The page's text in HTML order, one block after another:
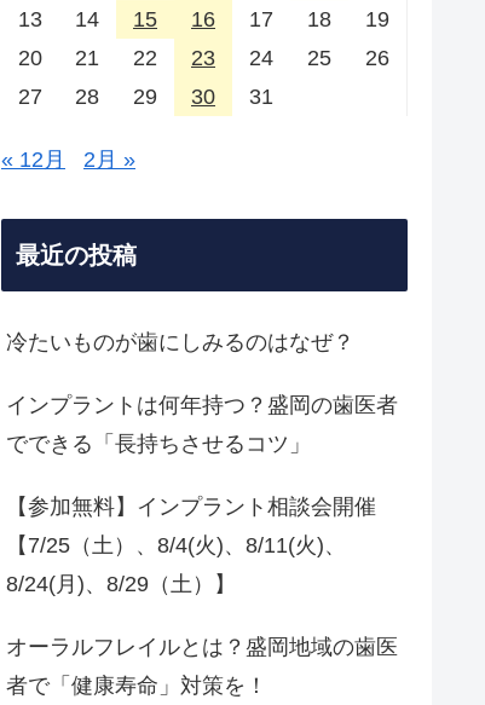
13
14 15 16 17 18
19
20
21 22 23 24 25
26
27
28 29 30 31
« 12月 2月 »
最近の投稿
冷たいものが歯にしみるのはなぜ？
インプラントは何年持つ？盛岡の歯医者
でできる「長持ちさせるコツ」
【参加無料】インプラント相談会開催
【7/25（土）、8/4(火)、8/11(火)、
8/24(月)、8/29（土）】
オーラルフレイルとは？盛岡地域の歯医
者で「健康寿命」対策を！